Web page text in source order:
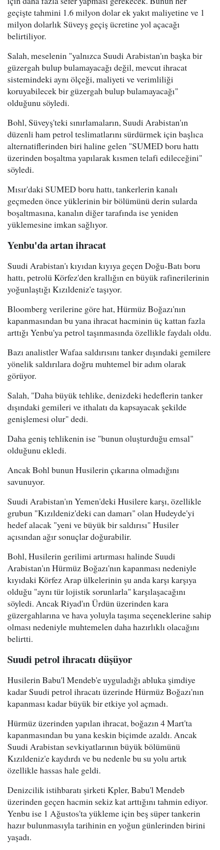
geçişte tahmini 1.6 milyon dolar ek yakıt maliyetine ve 1
milyon dolarlık Süveyş geçiş ücretine yol açacağı
belirtiliyor.
Salah, meselenin "yalnızca Suudi Arabistan'ın başka bir
güzergah bulup bulamayacağı değil, mevcut ihracat
sistemindeki aynı ölçeği, maliyeti ve verimliliği
koruyabilecek bir güzergah bulup bulamayacağı"
olduğunu söyledi.
Bohl, Süveyş'teki sınırlamaların, Suudi Arabistan'ın
düzenli ham petrol teslimatlarını sürdürmek için başlıca
alternatiflerinden biri haline gelen "SUMED boru hattı
üzerinden boşaltma yapılarak kısmen telafi edileceğini"
söyledi.
Mısır'daki SUMED boru hattı, tankerlerin kanalı
geçmeden önce yüklerinin bir bölümünü derin sularda
boşaltmasına, kanalın diğer tarafında ise yeniden
yüklemesine imkan sağlıyor.
Yenbu'da artan ihracat
Suudi Arabistan'ı kıyıdan kıyıya geçen Doğu-Batı boru
hattı, petrolü Körfez'den krallığın en büyük rafinerilerinin
yoğunlaştığı Kızıldeniz'e taşıyor.
Bloomberg verilerine göre hat, Hürmüz Boğazı'nın
kapanmasından bu yana ihracat hacminin üç kattan fazla
arttığı Yenbu'ya petrol taşınmasında özellikle faydalı oldu.
Bazı analistler Wafaa saldırısını tanker dışındaki gemilere
yönelik saldırılara doğru muhtemel bir adım olarak
görüyor.
Salah, "Daha büyük tehlike, denizdeki hedeflerin tanker
dışındaki gemileri ve ithalatı da kapsayacak şekilde
genişlemesi olur" dedi.
Daha geniş tehlikenin ise "bunun oluşturduğu emsal"
olduğunu ekledi.
Ancak Bohl bunun Husilerin çıkarına olmadığını
savunuyor.
Suudi Arabistan'ın Yemen'deki Husilere karşı, özellikle
grubun "Kızıldeniz'deki can damarı" olan Hudeyde'yi
hedef alacak "yeni ve büyük bir saldırısı" Husiler
açısından ağır sonuçlar doğurabilir.
Bohl, Husilerin gerilimi artırması halinde Suudi
Arabistan'ın Hürmüz Boğazı'nın kapanması nedeniyle
kıyıdaki Körfez Arap ülkelerinin şu anda karşı karşıya
olduğu "aynı tür lojistik sorunlarla" karşılaşacağını
söyledi. Ancak Riyad'ın Ürdün üzerinden kara
güzergahlarına ve hava yoluyla taşıma seçeneklerine sahip
olması nedeniyle muhtemelen daha hazırlıklı olacağını
belirtti.
Suudi petrol ihracatı düşüyor
Husilerin Babu'l Mendeb'e uyguladığı abluka şimdiye
kadar Suudi petrol ihracatı üzerinde Hürmüz Boğazı'nın
kapanması kadar büyük bir etkiye yol açmadı.
Hürmüz üzerinden yapılan ihracat, boğazın 4 Mart'ta
kapanmasından bu yana keskin biçimde azaldı. Ancak
Suudi Arabistan sevkiyatlarının büyük bölümünü
Kızıldeniz'e kaydırdı ve bu nedenle bu su yolu artık
özellikle hassas hale geldi.
Denizcilik istihbaratı şirketi Kpler, Babu'l Mendeb
üzerinden geçen hacmin sekiz kat arttığını tahmin ediyor.
Yenbu ise 1 Ağustos'ta yükleme için beş süper tankerin
hazır bulunmasıyla tarihinin en yoğun günlerinden birini
yaşadı.